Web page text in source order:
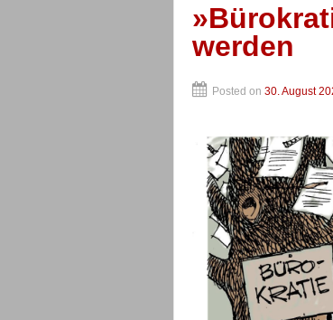
werden
Posted on 30. August